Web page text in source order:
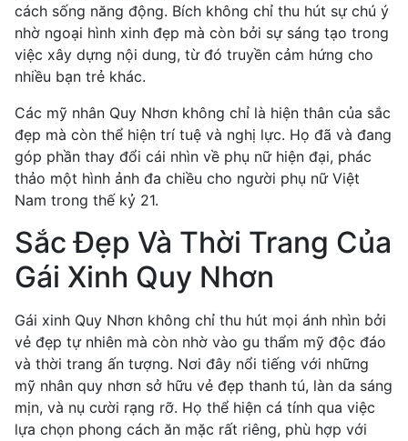
cách sống năng động. Bích không chỉ thu hút sự chú ý
nhờ ngoại hình xinh đẹp mà còn bởi sự sáng tạo trong
việc xây dựng nội dung, từ đó truyền cảm hứng cho
nhiều bạn trẻ khác.
Các mỹ nhân Quy Nhơn không chỉ là hiện thân của sắc
đẹp mà còn thể hiện trí tuệ và nghị lực. Họ đã và đang
góp phần thay đổi cái nhìn về phụ nữ hiện đại, phác
thảo một hình ảnh đa chiều cho người phụ nữ Việt
Nam trong thế kỷ 21.
Sắc Đẹp Và Thời Trang Của
Gái Xinh Quy Nhơn
Gái xinh Quy Nhơn không chỉ thu hút mọi ánh nhìn bởi
vẻ đẹp tự nhiên mà còn nhờ vào gu thẩm mỹ độc đáo
và thời trang ấn tượng. Nơi đây nổi tiếng với những
mỹ nhân quy nhơn sở hữu vẻ đẹp thanh tú, làn da sáng
mịn, và nụ cười rạng rỡ. Họ thể hiện cá tính qua việc
lựa chọn phong cách ăn mặc rất riêng, phù hợp với